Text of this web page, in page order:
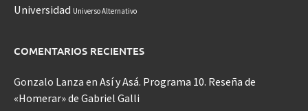
Universidad Universo Alternativo
COMENTARIOS RECIENTES
Gonzalo Lanza en Así y Asá. Programa 10. Reseña de
«Homerar» de Gabriel Galli